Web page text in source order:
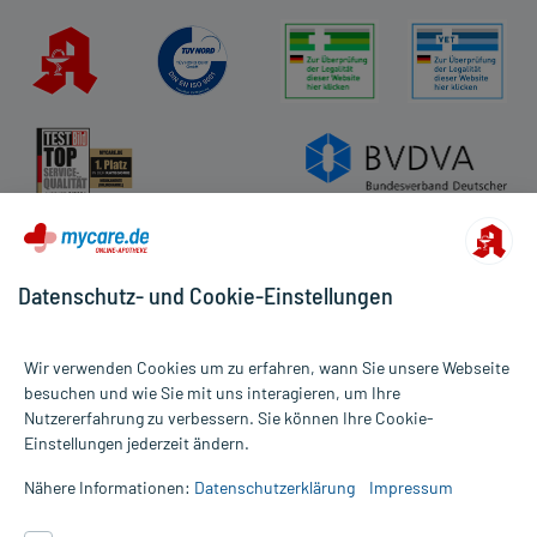
Alle Preise gelten inkl. MwSt., ggf. zzgl. Versandkosten
Informationen auf dieser Website werden ausschließlich für
die Untersuchung und Behandlung durch einen Arzt. Bitte
Datenschutz- und Cookie-Einstellungen
Wir verwenden Cookies um zu erfahren, wann Sie unsere Webseite
besuchen und wie Sie mit uns interagieren, um Ihre
Nutzererfahrung zu verbessern. Sie können Ihre Cookie-
Einstellungen jederzeit ändern.
Nähere Informationen: Datenschutzerklärung Impressum